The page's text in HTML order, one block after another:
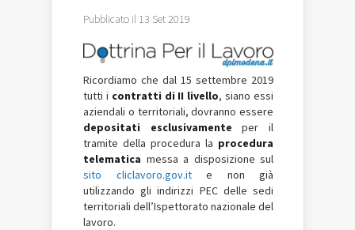
Pubblicato il 13 Set 2019
Ricordiamo che dal 15 settembre 2019
tutti i contratti di II livello, siano essi
aziendali o territoriali, dovranno essere
depositati esclusivamente per il
tramite della procedura la procedura
telematica messa a disposizione sul
sito cliclavoro.gov.ite non già
utilizzando gli indirizzi PEC delle sedi
territoriali dell’Ispettorato nazionale del
lavoro.